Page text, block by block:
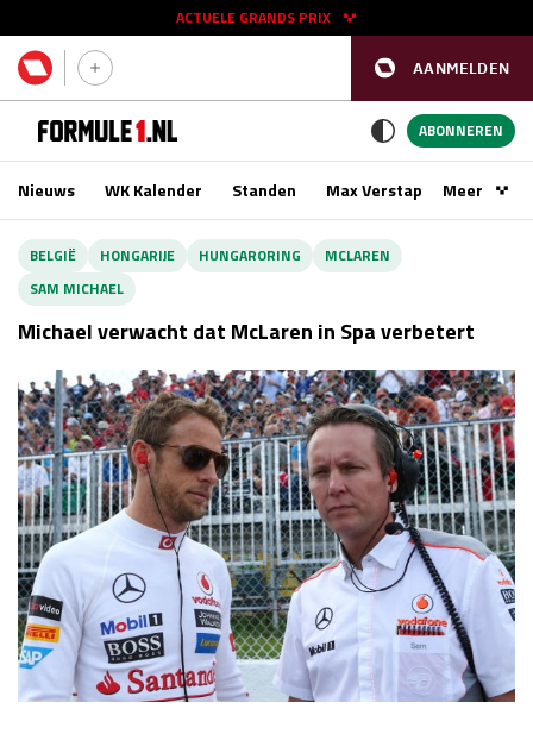
AANMELDEN
ACTUELE GRANDS PRIX
11 - 13 sep
Race
zo 15:00 - 17:00
GP AZERBEIDZJAN 2026 24 - 26 sep
Kwalificatie
vr 14:00 - 15:00
Race
za 13:00 - 15:00
Kwalificatie
za 15:00 - 16:00
Race
zo 14:00 - 16:00
GP VERENIGDE STATEN 2026 23 - 25 okt
ABONNEREN
Nieuws WK Kalender Standen Max VerstappenMeer
BELGIË HONGARIJE HUNGARORING
MCLAREN
SAM MICHAEL
Michael verwacht dat McLaren in Spa verbetert